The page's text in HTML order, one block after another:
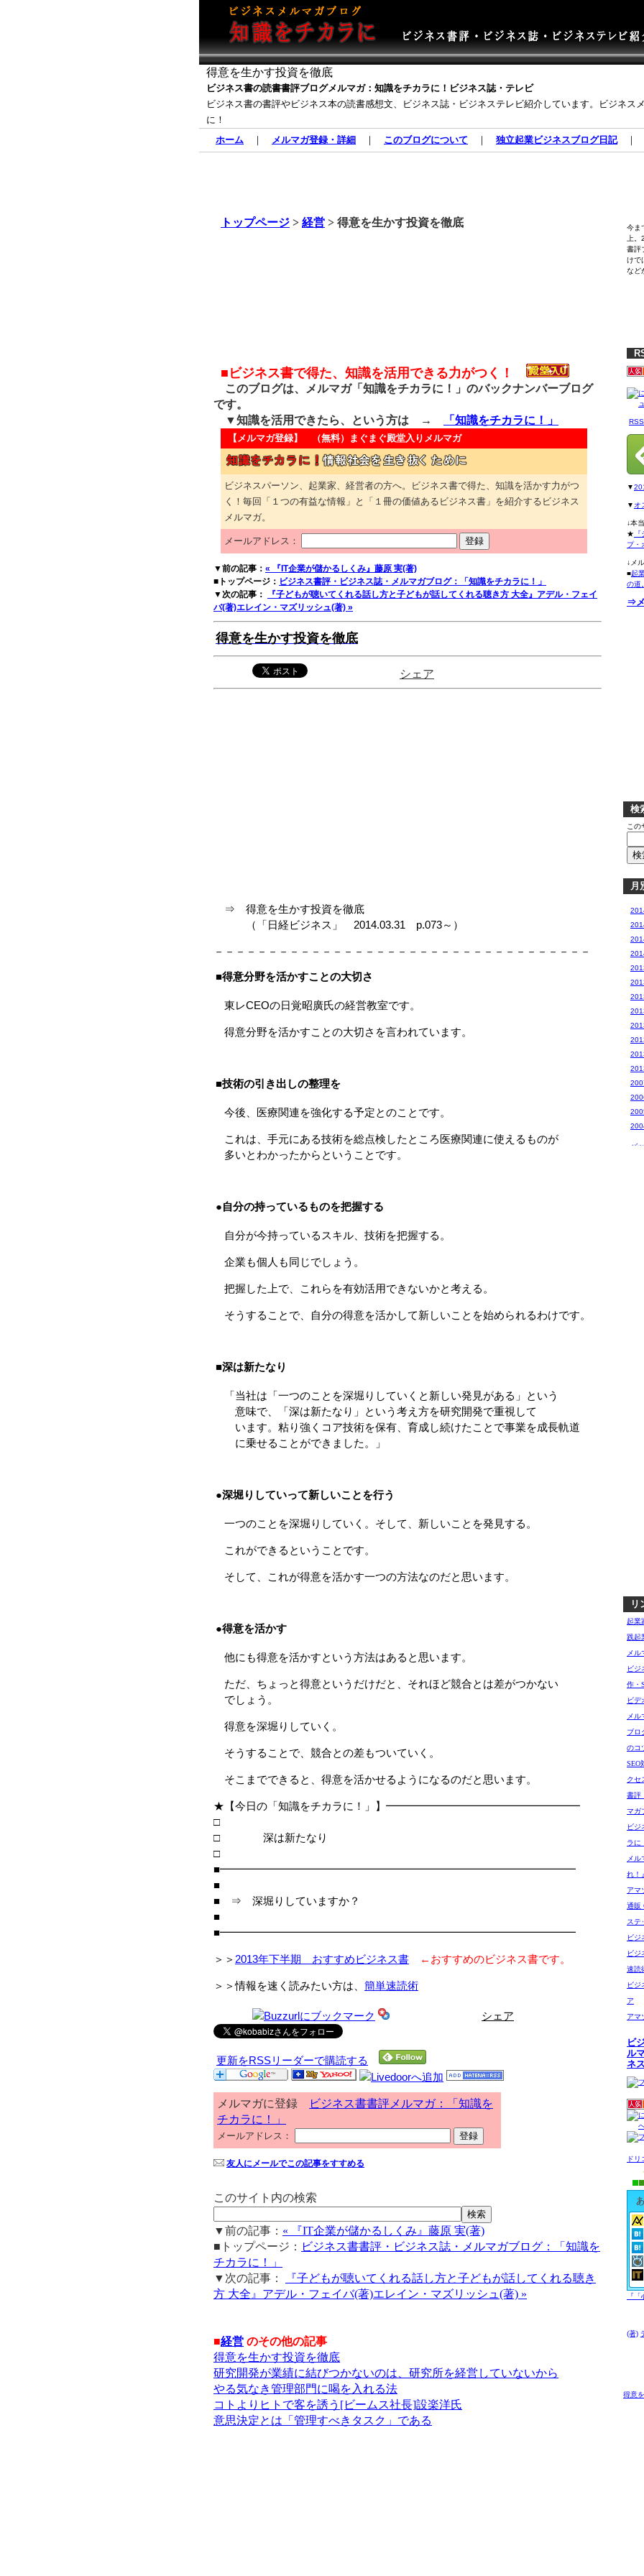
得意を生かす投資を徹底
ビジネス書の読書書評ブログメルマガ：知識をチカラに！ビジネス誌・テレビ
ビジネス書の書評やビジネス本の読書感想文、ビジネス誌・ビジネステレビ紹介しています。ビジネス
に！
ホーム ｜ メルマガ登録・詳細 ｜ このブログについて ｜ 独立起業ビジネスブログ日記
トップページ > 経営 > 得意を生かす投資を徹底
■ビジネス書で得た、知識を活用できる力がつく！
このブログは、メルマガ「知識をチカラに！」のバックナンバーブログ
です。
▼知識を活用できたら、という方は →
「知識をチカラに！」
【メルマガ登録】 （無料） まぐまぐ殿堂入りメルマガ
ビジネスパーソン、起業家、経営者の方へ。ビジネス書で得た、知識を活かす力がつ
く！毎回「１つの有益な情報」と「１冊の価値あるビジネス書」を紹介するビジネス
メルマガ。
メールアドレス：
▼前の記事： « 『IT企業が儲かるしくみ』藤原 実(著)
■トップページ： ビジネス書評・ビジネス誌・メルマガブログ：「知識をチカラに！」
▼次の記事：
『子どもが聴いてくれる話し方と子どもが話してくれる聴き方 大全』アデル・フェイ
バ(著)エレイン・マズリッシュ(著) »
得意を生かす投資を徹底
シェア
⇒ 得意を生かす投資を徹底
（「日経ビジネス」 2014.03.31 p.073～）
－－－－－－－－－－－－－－－－－－－－－－－－－－－－－－－－－－－
■得意分野を活かすことの大切さ
東レCEOの日覚昭廣氏の経営教室です。
得意分野を活かすことの大切さを言われています。
■技術の引き出しの整理を
今後、医療関連を強化する予定とのことです。
これは、手元にある技術を総点検したところ医療関連に使えるものが
多いとわかったからということです。
●自分の持っているものを把握する
自分が今持っているスキル、技術を把握する。
企業も個人も同じでしょう。
把握した上で、これらを有効活用できないかと考える。
そうすることで、自分の得意を活かして新しいことを始められるわけです。
■深は新たなり
「当社は「一つのことを深堀りしていくと新しい発見がある」という
意味で、「深は新たなり」という考え方を研究開発で重視して
います。粘り強くコア技術を保有、育成し続けたことで事業を成長軌道
に乗せることができました。」
●深堀りしていって新しいことを行う
一つのことを深堀りしていく。そして、新しいことを発見する。
これができるということです。
そして、これが得意を活かす一つの方法なのだと思います。
●得意を活かす
他にも得意を活かすという方法はあると思います。
ただ、ちょっと得意というだけだと、それほど競合とは差がつかない
でしょう。
得意を深堀りしていく。
そうすることで、競合との差もついていく。
そこまでできると、得意を活かせるようになるのだと思います。
★【今日の「知識をチカラに！」】━━━━━━━━━━━━━━━━━━
□
□ 深は新たなり
□
■━━━━━━━━━━━━━━━━━━━━━━━━━━━━━━━━━
■
■ ⇒ 深堀りしていますか？
■
■━━━━━━━━━━━━━━━━━━━━━━━━━━━━━━━━━
＞＞ 2013年下半期 おすすめビジネス書 ←おすすめのビジネス書です。
＞＞情報を速く読みたい方は、 簡単速読術
シェア
更新をRSSリーダーで購読する
メルマガに登録
ビジネス書書評メルマガ：「知識を
チカラに！」
メールアドレス：
友人にメールでこの記事をすすめる
このサイト内の検索
▼前の記事： « 『IT企業が儲かるしくみ』藤原 実(著)
■トップページ： ビジネス書書評・ビジネス誌・メルマガブログ：「知識を
チカラに！」
▼次の記事：
『子どもが聴いてくれる話し方と子どもが話してくれる聴き
方 大全』アデル・フェイバ(著)エレイン・マズリッシュ(著) »
■経営 のその他の記事
得意を生かす投資を徹底
研究開発が業績に結びつかないのは、研究所を経営していないから
やる気なき管理部門に喝を入れる法
コトよりヒトで客を誘う[ビームス社長]設楽洋氏
意思決定とは「管理すべきタスク」である
今ま
上
書評
けで
など
▼
▼ オ
↓本
★
プ・
↓メ
■起
の道
⇒
検
この
月
バ
リ
起業
践起
メ
ビジ
作・
ビデ
メル
ブロ
のコ
SEO
クセ
書評
マガ
ビジ
ラに
メ
れ！
アマ
通販
ステ
ビジ
ビジ
速読
ビ
ア
アマ
ビ
ル
ネ
ド
『
(著)
得意